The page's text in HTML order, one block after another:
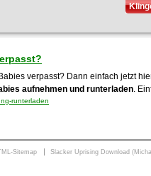
verpasst? Dann einfach jetzt
aufnehmen und runterladen.
runterladen
Sitemap Slacker Uprising Download